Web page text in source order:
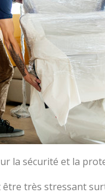
la sécurité et la
très stressant